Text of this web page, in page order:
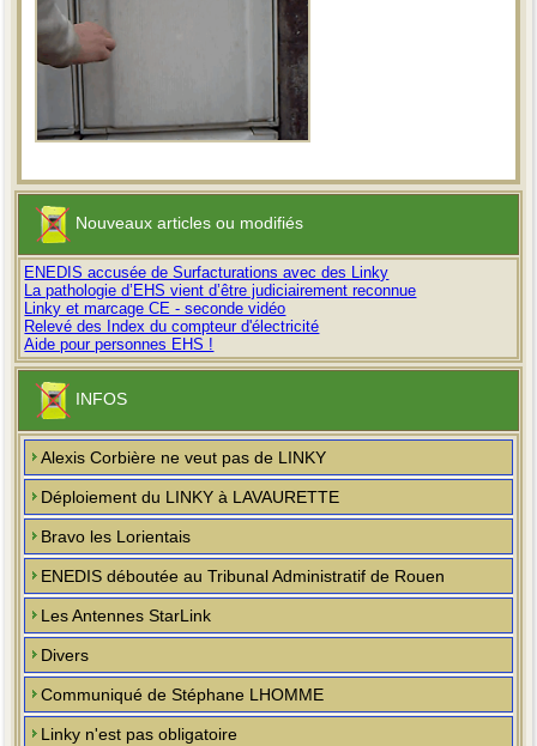
Nouveaux articles ou modifiés
ENEDIS accusée de Surfacturations avec des Linky
La pathologie d’EHS vient d’être judiciairement reconnue
Linky et marcage CE - seconde vidéo
Relevé des Index du compteur d'électricité
Aide pour personnes EHS !
INFOS
Alexis Corbière ne veut pas de LINKY
Déploiement du LINKY à LAVAURETTE
Bravo les Lorientais
ENEDIS déboutée au Tribunal Administratif de Rouen
Les Antennes StarLink
Divers
Communiqué de Stéphane LHOMME
Linky n'est pas obligatoire